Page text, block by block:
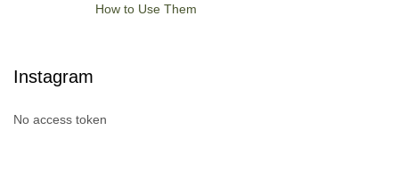
How to Use Them
Instagram
No access token